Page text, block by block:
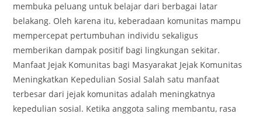
membuka peluang untuk belajar dari berbagai latar
belakang. Oleh karena itu, keberadaan komunitas mampu
mempercepat pertumbuhan individu sekaligus
memberikan dampak positif bagi lingkungan sekitar.
Manfaat Jejak Komunitas bagi Masyarakat Jejak Komunitas
Meningkatkan Kepedulian Sosial Salah satu manfaat
terbesar dari jejak komunitas adalah meningkatnya
kepedulian sosial. Ketika anggota saling membantu, rasa